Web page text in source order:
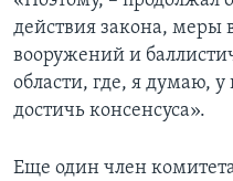
действия закона,
вооружений и
области, где, я думаю, у
достичь консенсуса».
Еще один член